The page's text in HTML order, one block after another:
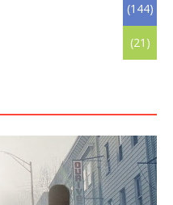
(144)
(21)